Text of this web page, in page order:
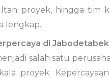
proyek, hingga tim
lengkap.
di Jabodetabek
salah satu
proyek.